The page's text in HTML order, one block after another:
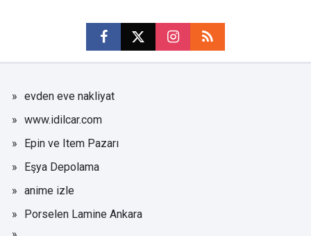
evden eve nakliyat
www.idilcar.com
Epin ve Item Pazarı
Eşya Depolama
anime izle
Porselen Lamine Ankara